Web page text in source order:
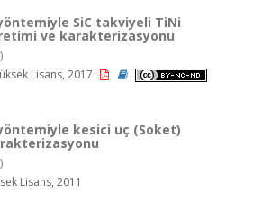
SiC takviyeli TiNi
ve karakterizasyonu
Lisans, 2017
kesici uç (Soket)
Lisans, 2011